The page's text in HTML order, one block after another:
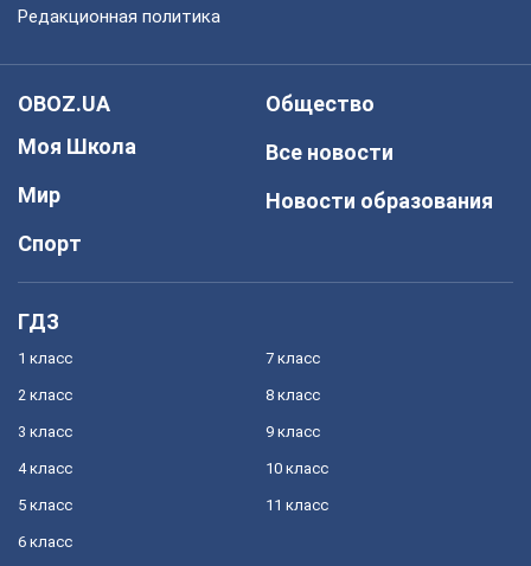
Редакционная политика
OBOZ.UA
Моя Школа
Мир
Спорт
Общество
Все новости
Новости образования
ГДЗ
1 класс
2 класс
3 класс
4 класс
5 класс
6 класс
7 класс
8 класс
9 класс
10 класс
11 класс